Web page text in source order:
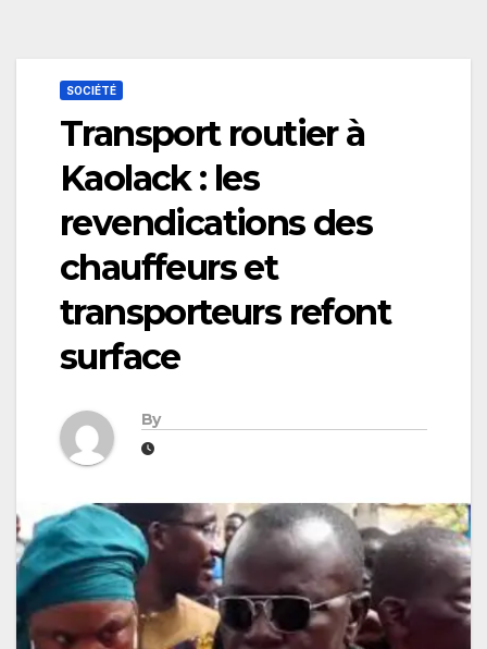
SOCIÉTÉ
Transport routier à
Kaolack : les
revendications des
chauffeurs et
transporteurs refont
surface
By